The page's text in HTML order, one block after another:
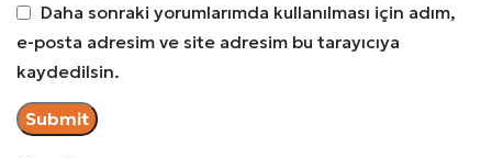
Daha sonraki yorumlarımda kullanılması için adım,
e-posta adresim ve site adresim bu tarayıcıya
kaydedilsin.